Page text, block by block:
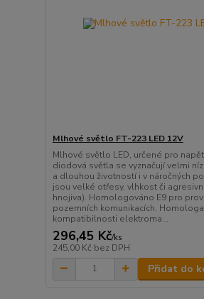
Mlhové světlo FT-223 LED 12V
Mlhové světlo LED, určené pro
diodová světla se vyznačují velmi
a dlouhou životností i v náročných
jsou velké otřesy, vlhkost či
hnojiva). Homologováno E9 pro
pozemních komunikacích.
kompatibilnosti elektroma...
296,45 Kč/ks
245,00 Kč bez DPH
Přidat do